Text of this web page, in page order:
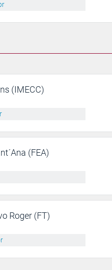
(IMECC)
(FEA)
Roger (FT)